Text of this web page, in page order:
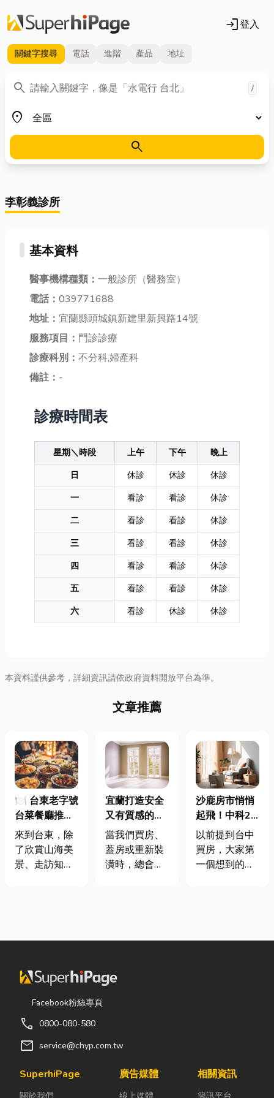
login登入
關鍵字搜尋 電話 進階 產品 地址
search
關鍵字 /
place
地區
search
李彰義診所
基本資料
醫事機構種類： 一般診所（醫務室）
電話： 039771688
地址： 宜蘭縣頭城鎮新建里新興路14號
服務項目： 門診診療
診療科別： 不分科,婦產科
備註： -
診療時間表
星期＼時段 上午 下午
晚上
日
休診 休診
休診
一
看診 看診
休診
二
看診 看診
休診
三
看診 看診
休診
四
看診 看診
休診
五
看診 看診
休診
六
看診 休診 休診
本資料謹供參考，詳細資訊請依政府資料開放平台為準。
文章推薦
🍽️ 台東老字號
台菜餐廳推薦
｜在地人聚餐
首選，經典合
菜一次滿足
來到台東，除
了欣賞山海美
景、走訪知名
相較於一般小
台菜餐廳更能
展現台東的人
情味與飲食文
庭聚餐、朋友
聚會、公司聚
團體用餐，都
宜蘭打造安全
又有質感的
家，從專業門
窗開始
當我們買房、
蓋房或重新裝
潢時，總會把
天都在使用的
門窗不只是遮
通風與生活品
氣候潮濕多
沙鹿房市悄悄
起飛！中科2
期＋台積電效
應發酵，現在
很多人開始看
以前提到台中
買房，大家第
一個想到的大
度越來越高
通變方便，生
Facebook粉絲專頁
call 0800-080-580
mail service@chyp.com.tw
SuperhiPage
關於我們
廣告媒體
線上媒體
相關資訊
簡訊平台